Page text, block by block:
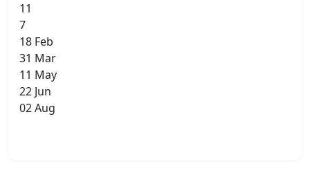
11
7
18 Feb
31 Mar
11 May
22 Jun
02 Aug